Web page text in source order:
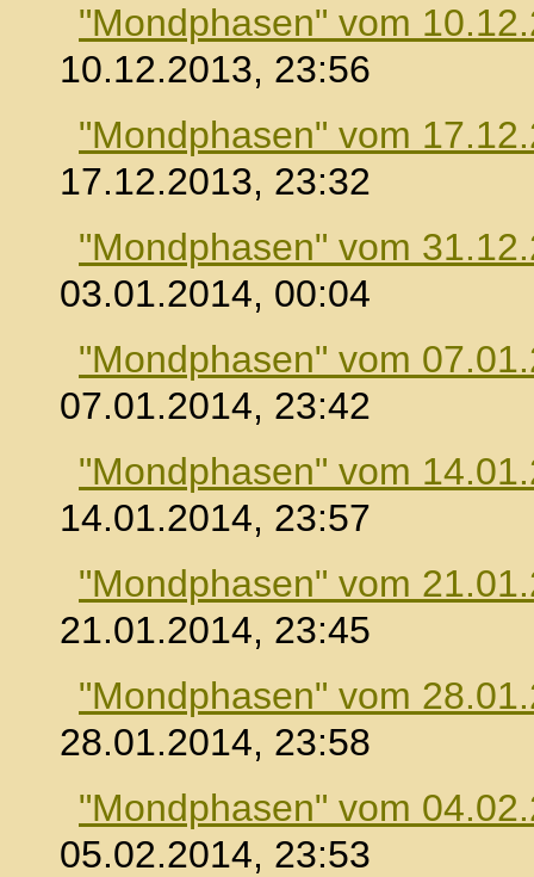
"Mondphasen" vom
10.12.2013, 23:56
"Mondphasen" vom
17.12.2013, 23:32
"Mondphasen" vom
03.01.2014, 00:04
"Mondphasen" vom
07.01.2014, 23:42
"Mondphasen" vom
14.01.2014, 23:57
"Mondphasen" vom
21.01.2014, 23:45
"Mondphasen" vom
28.01.2014, 23:58
"Mondphasen" vom
05.02.2014, 23:53